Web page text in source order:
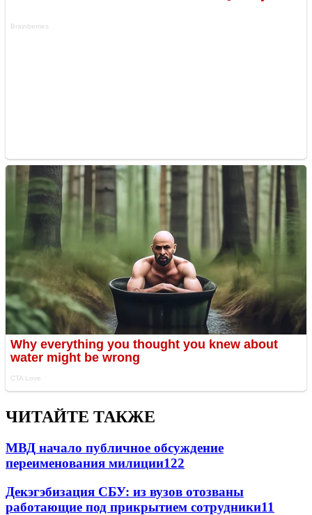
ЧИТАЙТЕ ТАКЖЕ
МВД начало публичное обсуждение
переименования милиции122
Декэгэбизация СБУ: из вузов отозваны
работающие под прикрытием сотрудники11